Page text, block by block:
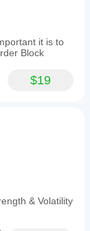
it is to
Block
$19
& Volatility